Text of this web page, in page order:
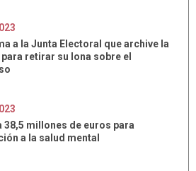
a la Junta Electoral que archive la
retirar su lona sobre el
38,5 millones de euros para
a la salud mental